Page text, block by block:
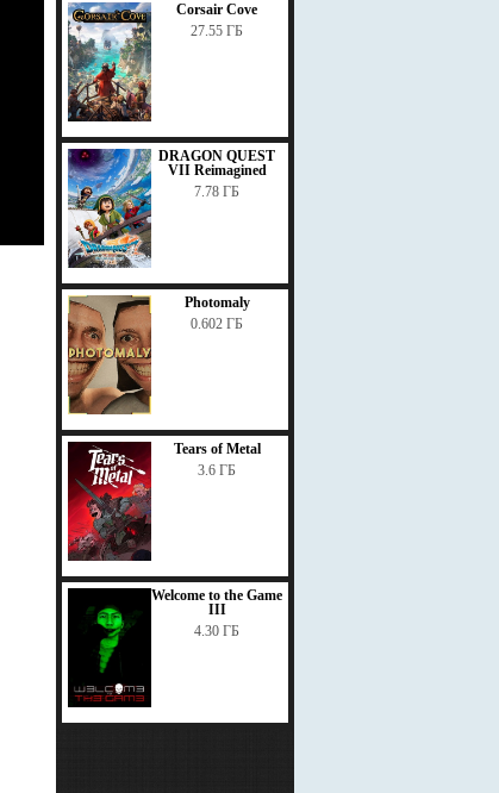
Corsair Cove
27.55 ГБ
DRAGON QUEST
VII Reimagined
7.78 ГБ
Photomaly
0.602 ГБ
Tears of Metal
3.6 ГБ
Welcome to the Game
III
4.30 ГБ